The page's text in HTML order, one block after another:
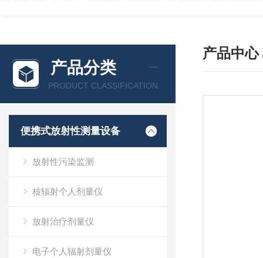
产品分类
PRODUCT CLASSIFICATION
便携式放射性测量设备
放射性污染监测
核辐射个人剂量仪
放射治疗剂量仪
电子个人辐射剂量仪
产品中心